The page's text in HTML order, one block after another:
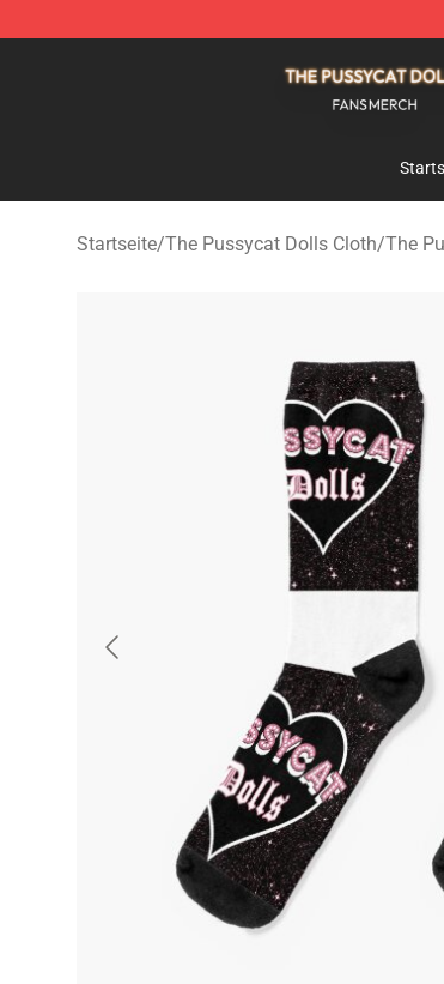
Startseite/The Pussycat Dolls Cloth/The